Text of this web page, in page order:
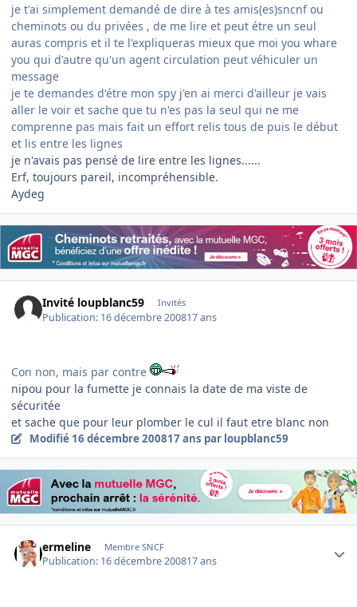
je t'ai simplement demandé de dire à tes amis(es)sncnf ou
cheminots ou du privées , de me lire et peut étre un seul
auras compris et il te l'expliqueras mieux que moi you whare
you qui d'autre qu'un agent circulation peut véhiculer un
message
je te demandes d'étre mon spy j'en ai merci d'ailleur je vais
aller le voir et sache que tu n'es pas la seul qui ne me
comprenne pas mais fait un effort relis tous de puis le début
et lis entre les lignes
je n'avais pas pensé de lire entre les lignes......
Erf, toujours pareil, incompréhensible.
Aydeg
Invité loupblanc59 Invités
Publication: 16 décembre 200817 ans
Con non, mais par contre
nipou pour la fumette je connais la date de ma viste de
sécuritée
et sache que pour leur plomber le cul il faut etre blanc non
Modifié 16 décembre 200817 ans par loupblanc59
ermeline Membre SNCF
Publication: 16 décembre 200817 ans